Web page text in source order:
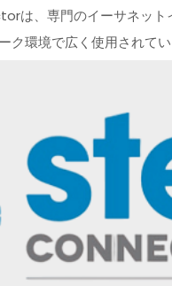
は、専門のイーサネット
環境で広く使用されてい